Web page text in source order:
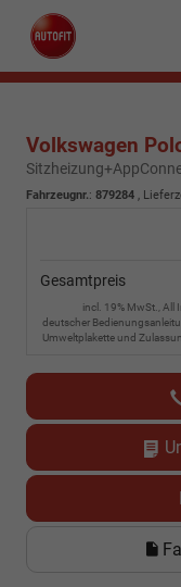
Volkswagen
Fahrzeugnr.: 879284 ,
Gesamtpreis
incl. 19% MwSt., All
deutscher
Umweltplakette und